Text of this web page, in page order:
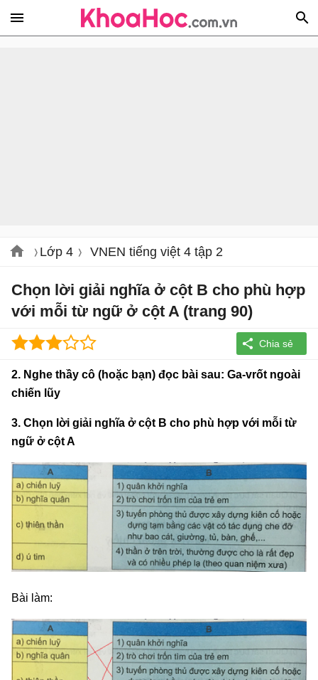
Lớp 4 VNEN tiếng việt 4 tập 2
Chọn lời giải nghĩa ở cột B cho phù hợp
với mỗi từ ngữ ở cột A (trang 90)
2. Nghe thầy cô (hoặc bạn) đọc bài sau: Ga-vrốt ngoài
chiến lũy
3. Chọn lời giải nghĩa ở cột B cho phù hợp với mỗi từ
ngữ ở cột A
Bài làm: